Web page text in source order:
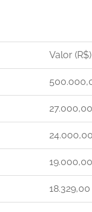
Valor (R$)
27.000,00
24.000,00
19.000,00
18.329,00